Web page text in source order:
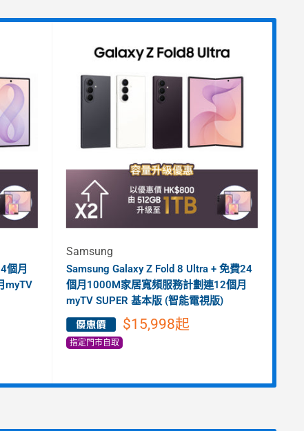
個月
myTV
Samsung
Samsung Galaxy Z Fold 8 Ultra + 免費24
個月1000M家居寬頻服務計劃連12個月
myTV SUPER 基本版 (智能電視版)
$15,998起
指定門市自取